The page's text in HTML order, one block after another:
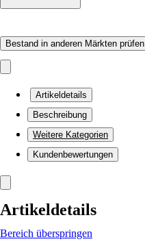
Bestand in anderen Märkten prüfen
Artikeldetails
Beschreibung
Weitere Kategorien
Kundenbewertungen
Artikeldetails
Bereich überspringen